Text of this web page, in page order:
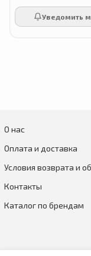
Уведомить
О нас
Оплата и доставка
Условия возврата и
Контакты
Каталог по брендам